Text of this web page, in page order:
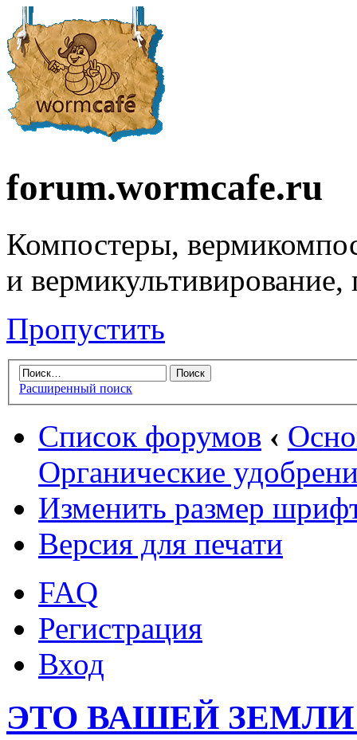
forum.wormcafe.ru
Компостеры,
и
Пропустить
Расширенный поиск
Список форумов ‹
Органические
Изменить размер
Версия для печати
FAQ
Регистрация
Вход
ЭТО ВАШЕЙ